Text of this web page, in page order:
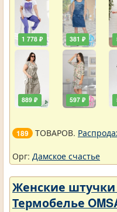
1 778 ₽
889 ₽
381 ₽
597 ₽
189 ТОВАРОВ.
Орг: Дамское счастье
Женские
Термобелье